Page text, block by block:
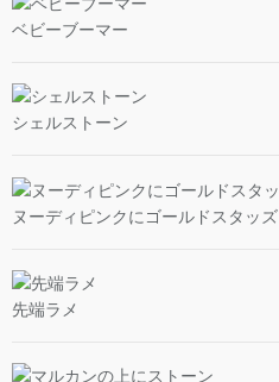
ベビーブーマー
シェルストーン
ヌーディピンクにゴールドスタッズ
先端ラメ